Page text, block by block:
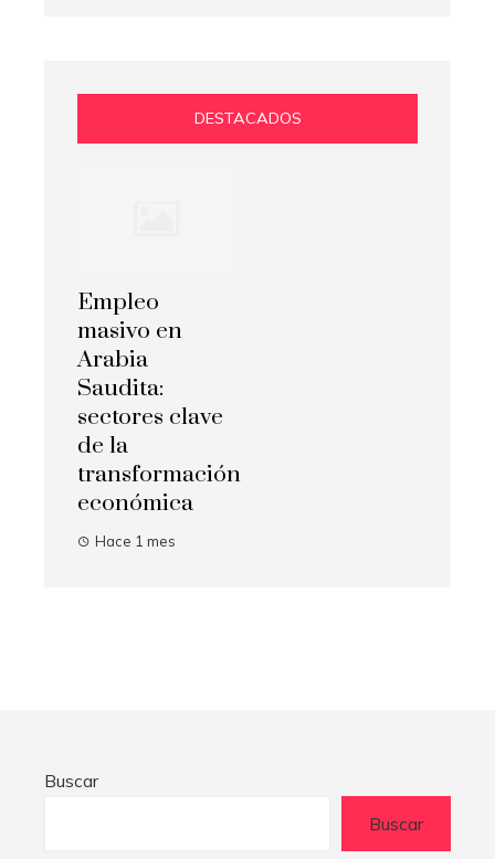
DESTACADOS
Empleo
masivo en
Arabia
Saudita:
sectores clave
de la
transformación
económica
Hace 1 mes
Buscar
Buscar